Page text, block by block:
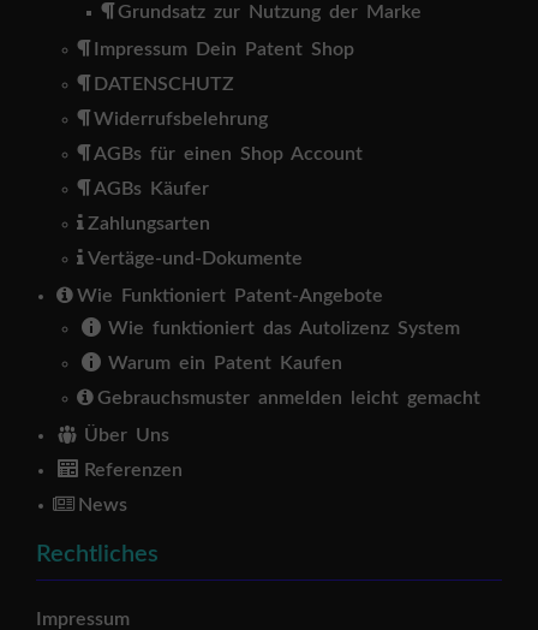
Grundsatz zur Nutzung der Marke
Impressum Dein Patent Shop
DATENSCHUTZ
Widerrufsbelehrung
AGBs für einen Shop Account
AGBs Käufer
Zahlungsarten
Vertäge-und-Dokumente
Wie Funktioniert Patent-Angebote
Wie funktioniert das Autolizenz System
Warum ein Patent Kaufen
Gebrauchsmuster anmelden leicht gemacht
Über Uns
Referenzen
News
Rechtliches
Impressum